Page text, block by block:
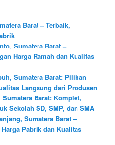
Barat – Terbaik,
Sumatera Barat –
Harga Ramah dan Kualitas
Sumatera Barat: Pilihan
Langsung dari Produsen
Barat: Komplet,
Sekolah SD, SMP, dan SMA
Sumatera Barat –
Pabrik dan Kualitas